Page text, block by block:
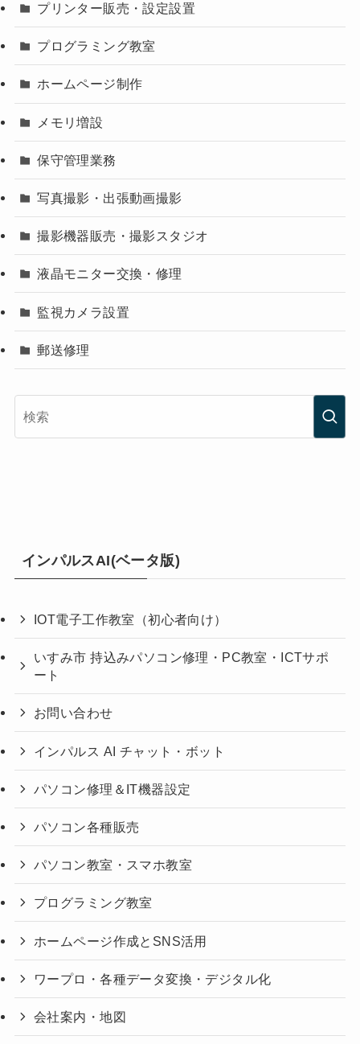
プリンター販売・設定設置
プログラミング教室
ホームページ制作
メモリ増設
保守管理業務
写真撮影・出張動画撮影
撮影機器販売・撮影スタジオ
液晶モニター交換・修理
監視カメラ設置
郵送修理
インパルスAI(ベータ版)
IOT電子工作教室（初心者向け）
いすみ市 持込みパソコン修理・PC教室・ICTサポ
ート
お問い合わせ
インパルス AI チャット・ボット
パソコン修理＆IT機器設定
パソコン各種販売
パソコン教室・スマホ教室
プログラミング教室
ホームページ作成とSNS活用
ワープロ・各種データ変換・デジタル化
会社案内・地図